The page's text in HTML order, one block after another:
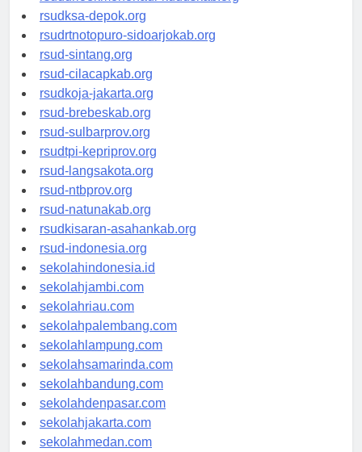
rsuddrloekmonohadi-kuduskab.org
rsudksa-depok.org
rsudrtnotopuro-sidoarjokab.org
rsud-sintang.org
rsud-cilacapkab.org
rsudkoja-jakarta.org
rsud-brebeskab.org
rsud-sulbarprov.org
rsudtpi-kepriprov.org
rsud-langsakota.org
rsud-ntbprov.org
rsud-natunakab.org
rsudkisaran-asahankab.org
rsud-indonesia.org
sekolahindonesia.id
sekolahjambi.com
sekolahriau.com
sekolahpalembang.com
sekolahlampung.com
sekolahsamarinda.com
sekolahbandung.com
sekolahdenpasar.com
sekolahjakarta.com